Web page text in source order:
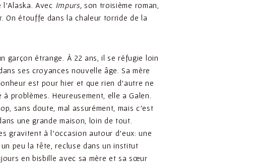
Avec Impurs, son troisième roman,
On étouffe dans la chaleur torride de la
garçon étrange. À 22 ans, il se réfugie loin
ses croyances nouvelle âge. Sa mère
est pour hier et que rien d’autre ne
à problèmes. Heureusement, elle a Galen.
sans doute, mal assurément, mais c’est
une grande maison, loin de tout.
gravitent à l’occasion autour d’eux: une
peu la tête, recluse dans un institut
en bisbille avec sa mère et sa sœur